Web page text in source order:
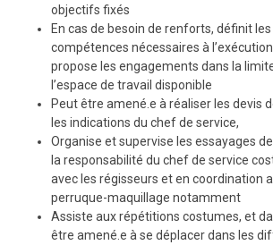
objectifs fixés
En cas de besoin de renforts, définit
compétences nécessaires à
propose les engagements dans la
l’espace de travail disponible
Peut être amené.e à réaliser les devis
les indications du chef de service,
Organise et supervise les essayages
la responsabilité du chef de service
avec les régisseurs et en coordination
perruque-maquillage notamment
Assiste aux répétitions costumes, et
être amené.e à se déplacer dans les